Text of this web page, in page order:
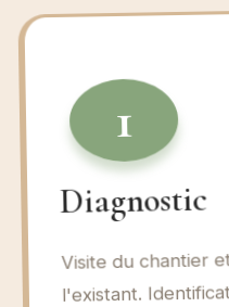
1
Diagnostic
Visite du chantier
l'existant.